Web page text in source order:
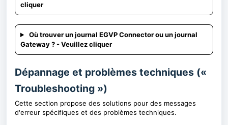
cliquer
Où trouver un journal EGVP Connector ou un journal
Gateway ? - Veuillez cliquer
Dépannage et problèmes techniques («
Troubleshooting »)
Cette section propose des solutions pour des messages
d'erreur spécifiques et des problèmes techniques.